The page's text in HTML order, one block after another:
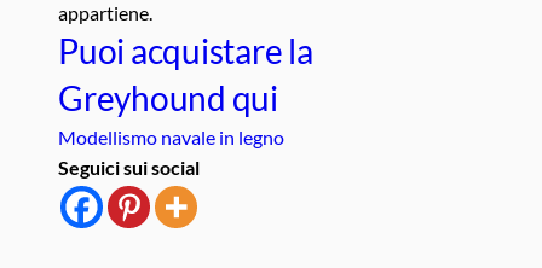
appartiene.
Puoi acquistare la
Greyhound qui
Modellismo navale in legno
Seguici sui social